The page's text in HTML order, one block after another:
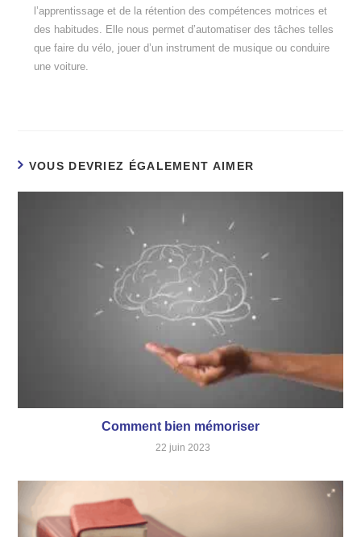
l’apprentissage et de la rétention des compétences motrices et
des habitudes. Elle nous permet d’automatiser des tâches telles
que faire du vélo, jouer d’un instrument de musique ou conduire
une voiture.
VOUS DEVRIEZ ÉGALEMENT AIMER
Comment bien mémoriser
22 juin 2023